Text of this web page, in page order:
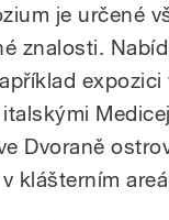
je určené
znalosti.
Dvoraně
klášterním